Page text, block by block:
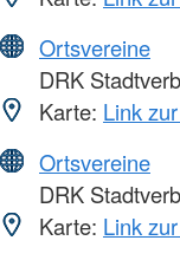
Ortsvereine
DRK
Karte: Link
Ortsvereine
DRK
Karte: Link